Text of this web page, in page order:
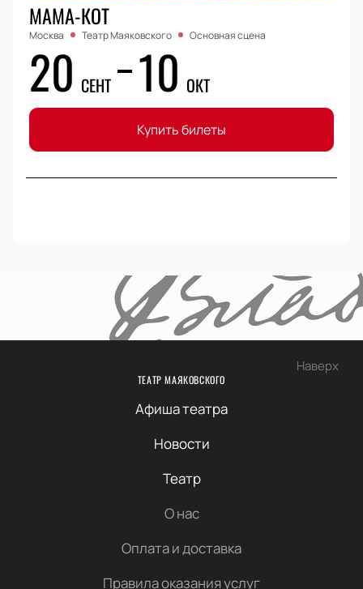
МАМА-КОТ
Москва Театр Маяковского Основная сцена
20 СЕНТ 10 ОКТ
Купить билеты
Наверх
ТЕАТР МАЯКОВСКОГО
Афиша театра
Новости
Театр
О нас
Оплата и доставка
Правила оказания услуг